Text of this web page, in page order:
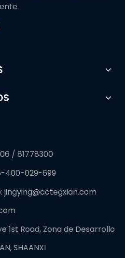
/ 81778300
400-029-699
jingying@cctegxian.com
1st Road, Zona de Desarrollo
SHAANXI